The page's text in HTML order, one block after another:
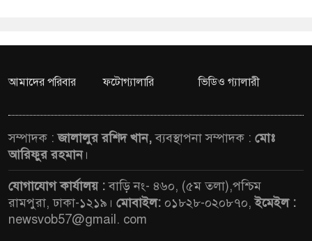
আমাদের পরিবার ফটোগ্যালারি ভিডিও গ্যালারী
সম্পাদক :জালালুর রশিদ খান,ব্যবস্থাপনা সম্পাদক : মোঃ
আরিফুর রহমান।
যোগাযোগ কার্যালয় :বাড়ি নং- ৪৬০, (৫ম তলা),পশ্চিম
রামপুরা, ঢাকা-১২১৯। মোবাইল: ০১৮২৮-০২০৮৭০,ইমেইল :
newsvob57@gmail. com